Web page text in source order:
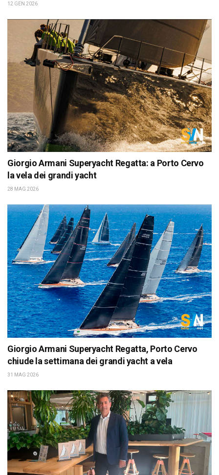
12 GEN 2026
Giorgio Armani Superyacht Regatta: a Porto Cervo
la vela dei grandi yacht
28 MAG 2026
Giorgio Armani Superyacht Regatta, Porto Cervo
chiude la settimana dei grandi yacht a vela
31 MAG 2026